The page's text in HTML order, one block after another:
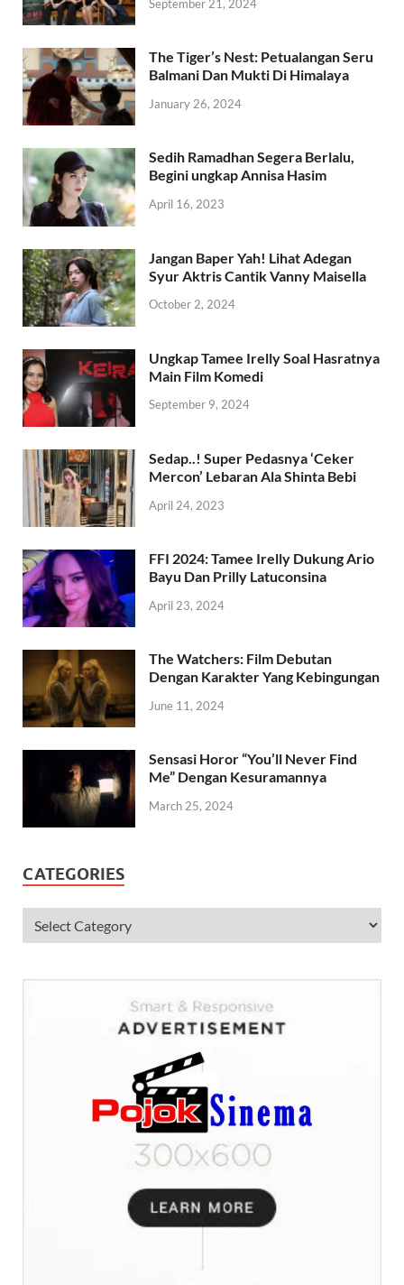
September 21, 2024
The Tiger’s Nest: Petualangan Seru
Balmani Dan Mukti Di Himalaya
January 26, 2024
Sedih Ramadhan Segera Berlalu,
Begini ungkap Annisa Hasim
April 16, 2023
Jangan Baper Yah! Lihat Adegan
Syur Aktris Cantik Vanny Maisella
October 2, 2024
Ungkap Tamee Irelly Soal Hasratnya
Main Film Komedi
September 9, 2024
Sedap..! Super Pedasnya ‘Ceker
Mercon’ Lebaran Ala Shinta Bebi
April 24, 2023
FFI 2024: Tamee Irelly Dukung Ario
Bayu Dan Prilly Latuconsina
April 23, 2024
The Watchers: Film Debutan
Dengan Karakter Yang Kebingungan
June 11, 2024
Sensasi Horor “You’ll Never Find
Me” Dengan Kesuramannya
March 25, 2024
CATEGORIES